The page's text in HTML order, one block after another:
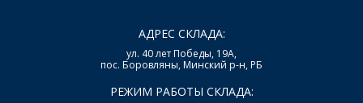
АДРЕС СКЛАДА:
ул. 40 лет Победы, 19А,
пос. Боровляны, Минский р-н, РБ
РЕЖИМ РАБОТЫ СКЛАДА: